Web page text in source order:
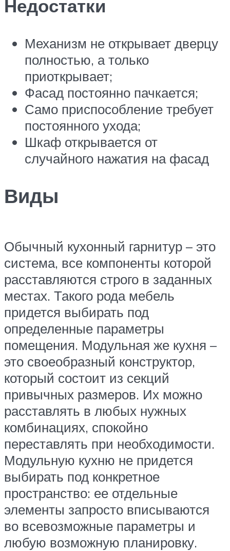
Недостатки
Механизм не открывает дверцу
полностью, а только
приоткрывает;
Фасад постоянно пачкается;
Само приспособление требует
постоянного ухода;
Шкаф открывается от
случайного нажатия на фасад
Виды
Обычный кухонный гарнитур – это
система, все компоненты которой
расставляются строго в заданных
местах. Такого рода мебель
придется выбирать под
определенные параметры
помещения. Модульная же кухня –
это своеобразный конструктор,
который состоит из секций
привычных размеров. Их можно
расставлять в любых нужных
комбинациях, спокойно
переставлять при необходимости.
Модульную кухню не придется
выбирать под конкретное
пространство: ее отдельные
элементы запросто вписываются
во всевозможные параметры и
любую возможную планировку.